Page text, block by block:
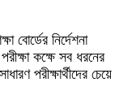
বোর্ডের নির্দেশনা
কক্ষে সব ধরনের
পরীক্ষার্থীদের চেয়ে